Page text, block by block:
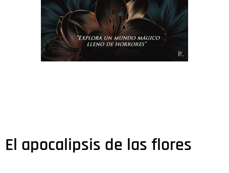
El apocalipsis de las flores